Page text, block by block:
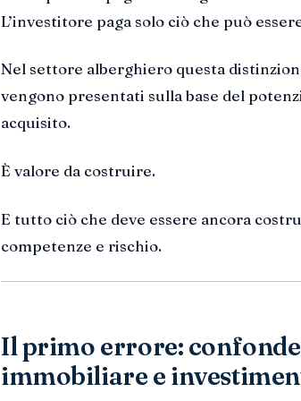
L’investitore paga solo ciò che può
Nel settore alberghiero questa
vengono presentati sulla base del
acquisito.
È valore da costruire.
E tutto ciò che deve essere ancora
competenze e rischio.
Il primo errore:
immobiliare e